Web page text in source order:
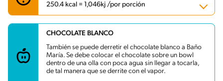
250.4 kcal = 1,046kj /por porción
Carbohidratos 27.6 g
Energía 250.4 kcal
Grasas
14.7 g
Fibra 0.6 g
Proteína 2.6 g
Grasas saturadas
CHOCOLATE BLANCO
También se puede derretir el chocolate blanco a Baño
María. Se debe colocar el chocolate sobre un bowl
dentro de una olla con poca agua sin llegar a tocarla,
de tal manera que se derrite con el vapor.